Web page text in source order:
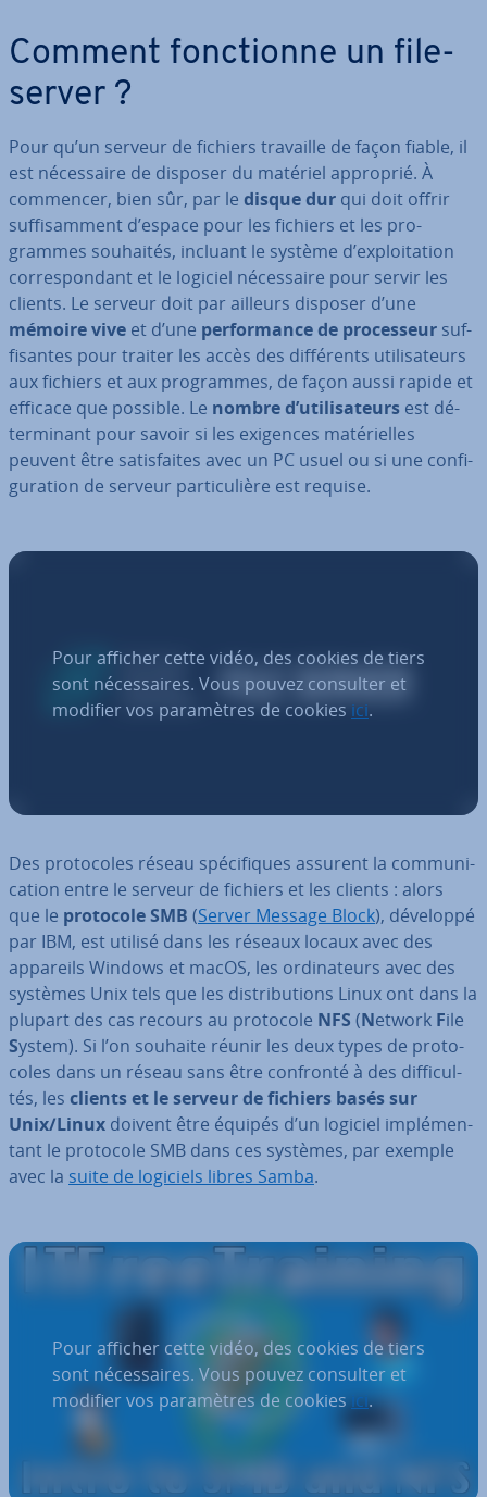
Comment fonc­tionne un fi­le­
ser­ver ?
Pour qu’un serveur de fichiers travaille de façon fiable, il
est né­ces­saire de disposer du matériel approprié. À
commencer, bien sûr, par le disque dur qui doit offrir
suf­fi­sam­ment d’espace pour les fichiers et les pro­
grammes souhaités, incluant le système d’ex­ploi­ta­tion
cor­res­pon­dant et le logiciel né­ces­saire pour servir les
clients. Le serveur doit par ailleurs disposer d’une
mémoire vive et d’une per­for­mance de pro­ces­seur suf­
fi­santes pour traiter les accès des dif­fé­rents uti­li­sa­teurs
aux fichiers et aux pro­grammes, de façon aussi rapide et
efficace que possible. Le nombre d’uti­li­sa­teurs est dé­
ter­mi­nant pour savoir si les exigences ma­té­rielles
peuvent être sa­tis­faites avec un PC usuel ou si une con­fi­
gu­ra­tion de serveur par­ti­cu­lière est requise.
Pour afficher cette vidéo, des cookies de tiers
sont nécessaires. Vous pouvez consulter et
modifier vos paramètres de cookies ici.
Des pro­to­coles réseau spé­ci­fiques assurent la com­mu­ni­
ca­tion entre le serveur de fichiers et les clients : alors
que le protocole SMB (Server Message Block), développé
par IBM, est utilisé dans les réseaux locaux avec des
appareils Windows et macOS, les or­di­na­teurs avec des
systèmes Unix tels que les dis­tri­bu­tions Linux ont dans la
plupart des cas recours au protocole NFS (Network File
System). Si l’on souhaite réunir les deux types de pro­to­
coles dans un réseau sans être confronté à des dif­fi­cul­
tés, les clients et le serveur de fichiers basés sur
Unix/Linux doivent être équipés d’un logiciel im­plé­men­
tant le protocole SMB dans ces systèmes, par exemple
avec la suite de logiciels libres Samba.
Pour afficher cette vidéo, des cookies de tiers
sont nécessaires. Vous pouvez consulter et
modifier vos paramètres de cookiesici.